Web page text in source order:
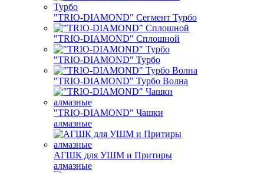
"TRIO-DIAMOND" Сегмент Турбо
"TRIO-DIAMOND" Сплошной
"TRIO-DIAMOND" Турбо
"TRIO-DIAMOND" Турбо Волна
"TRIO-DIAMOND" Чашки
алмазные
АГШК для УШМ и Притиры
алмазные